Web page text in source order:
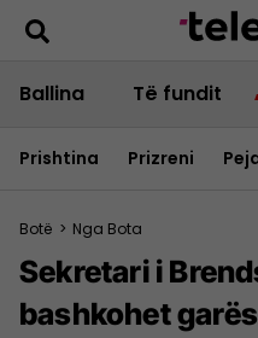
Ballina Të fundit
Prishtina Prizreni
Botë > Nga Bota
Sekretari i
bashkohet